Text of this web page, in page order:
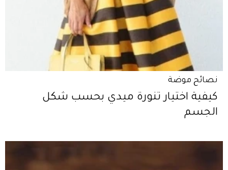
نصائح موضة
كيفية اختيار تنورة ميدي بحسب شكل
الجسم